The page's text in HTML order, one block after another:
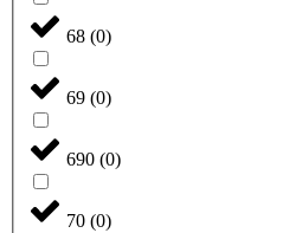
68 (0)
69 (0)
690 (0)
70 (0)